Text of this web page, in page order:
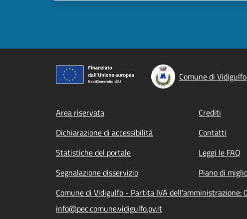
Comune di Vidigulfo
Footer menu
Area riservata Crediti
Dichiarazione di accessibilità
Contatti
Statistiche del portale
Leggi le FAQ
Segnalazione disservizio
Piano di
Comune di Vidigulfo - Partita IVA dell'amministrazione:
info@pec.comune.vidigulfo.pv.it